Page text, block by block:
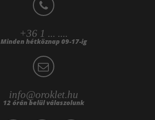
+36 1 ... ....
Minden hétköznap 09-17-ig
info@oroklet.hu
12 órán belül válaszolunk